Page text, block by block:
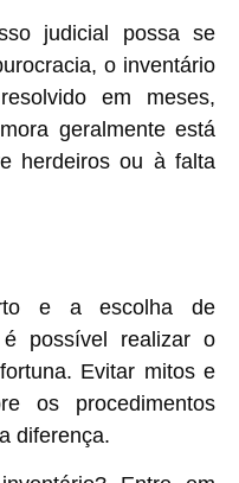
judicial possa se
o inventário
em meses,
geralmente está
herdeiros ou à falta
e a escolha de
é possível realizar o
Evitar mitos e
os procedimentos
diferença.